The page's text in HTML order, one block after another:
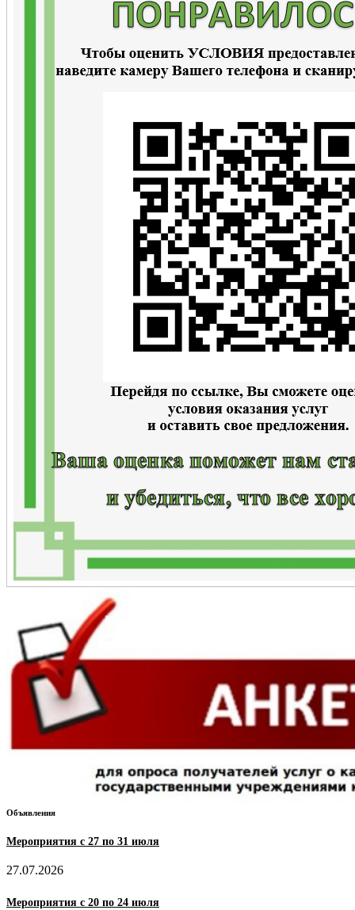
Объявления
Мероприятия с 27 по 31 июля
27.07.2026
Мероприятия с 20 по 24 июля